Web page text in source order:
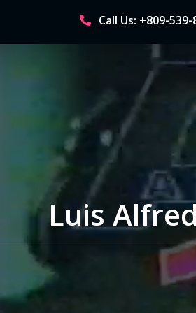
content
Call Us: +809-539-
Luis